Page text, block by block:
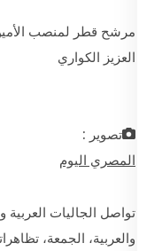
مرشح قطر لمنصب
العزيز الكواري
تصوير :
المصري اليوم
تواصل الجاليات العربية
والعربية، الجمعة،